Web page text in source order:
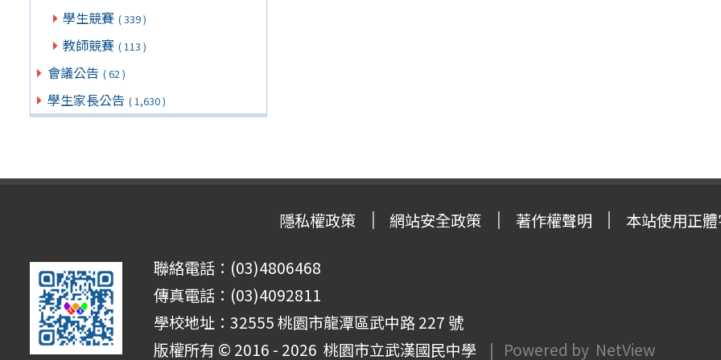
學生競賽 ( 339 )
教師競賽 ( 113 )
會議公告 ( 62 )
學生家長公告 ( 1,630 )
隱私權政策 網站安全政策 著作權聲明 本站使用正
聯絡電話：(03)4806468
傳真電話：(03)4092811
學校地址：32555 桃園市龍潭區武中路 227 號
版權所有 © 2016 - 2026 桃園市立武漢國民中學 | Powered by NetView